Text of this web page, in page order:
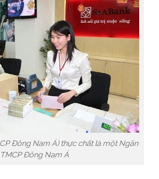
Đông Nam Á) thực chất là một Ngân
Đông Nam Á